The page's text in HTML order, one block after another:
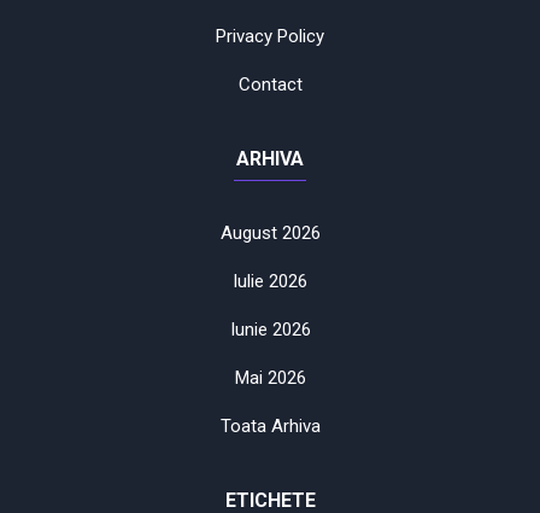
Privacy Policy
Contact
ARHIVA
August 2026
Iulie 2026
Iunie 2026
Mai 2026
Toata Arhiva
ETICHETE